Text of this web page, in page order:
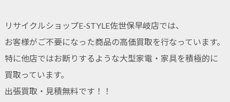
リサイクルショップE-STYLE佐世保早岐店では、
お客様がご不要になった商品の高価買取を行なっています。
特に他店ではお断りするような大型家電・家具を積極的に
買取っています。
出張買取・見積無料です！！